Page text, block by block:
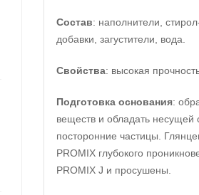
Состав: наполнители,
добавки, загустители, вода.
Свойства: высокая
Подготовка основания:
веществ и обладать несущей
посторонние частицы.
PROMIX глубокого
PROMIX J и просушены.